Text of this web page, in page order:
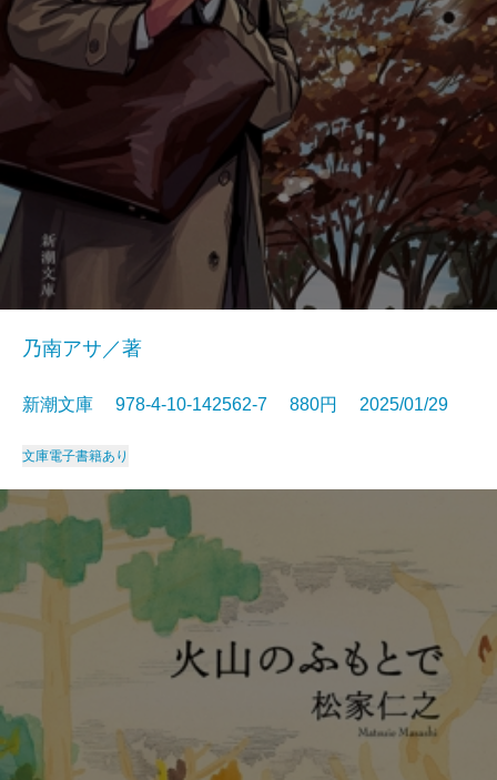
乃南アサ／著
新潮文庫 978-4-10-142562-7 880円 2025/01/29
文庫電子書籍あり